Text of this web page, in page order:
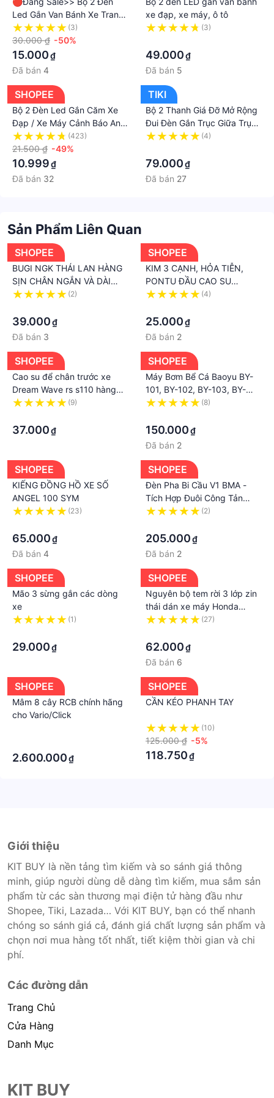
cùng đồng hành và tin tưởng shop. Shop sẽ cố gắng
nhiều hơn nữa ạ !
Led Gắn Van Bánh Xe Trang
Trí Nhiều Màu Cho Xe Đạp,
Xe Máy, Xe hơi, Xe Ô tô.
(3)
30.000 ₫ -50%
15.000₫
Đã bán 4
xe đạp, xe máy, ô tô
(3)
49.000₫
Đã bán 5
SHOPEE
Bộ 2 Đèn Led Gắn Căm Xe
Đạp / Xe Máy Cảnh Báo An
Toàn
(423)
21.500 ₫ -49%
10.999₫
Đã bán 32
TIKI
Bộ 2 Thanh Giá Đỡ Mở Rộng
Đui Đèn Gắn Trục Giữa Trục
Côn, Ti Kẹp Moay Ơ Xe Đạp
Đạp, Phụ Kiện Xe Đạp Mai
Lee
(4)
79.000₫
Đã bán 27
Sản Phẩm Liên Quan
SHOPEE
BUGI NGK THÁI LAN HÀNG
SỊN CHÂN NGẮN VÀ DÀI
DÙNG CHO CÁC LOẠI XE
C5HSA C7HSA C6HSA CPR6
(2)
39.000₫
Đã bán 3
SHOPEE
KIM 3 CẠNH, HỎA TIỄN,
PONTU ĐẦU CAO SU
HONDA DREAM WAVE CUB
CHẤT - CHUẨN ZIN GIAO
HÀNG TOÀN QUỐC
(4)
25.000₫
Đã bán 2
SHOPEE
Cao su để chân trước xe
Dream Wave rs s110 hàng
cao cấp thái lan và việt nam
(9)
37.000₫
SHOPEE
Máy Bơm Bể Cá Baoyu BY-
101, BY-102, BY-103, BY-
104, BY-105, BY-106, BY-
(8)
150.000₫
Đã bán 2
SHOPEE
KIẾNG ĐỒNG HỒ XE SỐ
ANGEL 100 SYM
(23)
65.000₫
Đã bán 4
SHOPEE
Đèn Pha Bi Cầu V1 BMA -
Tích Hợp Đuôi Công Tản
Nhiệt Cao Cấp Cos Vàng
(2)
205.000₫
Đã bán 2
SHOPEE
Mão 3 sừng gắn các dòng
xe
(1)
29.000₫
SHOPEE
Nguyên bộ tem rời 3 lớp zin
thái dán xe máy Honda
Wave A Wave Alpha đời
(27)
62.000₫
Đã bán 6
SHOPEE
Mâm 8 cây RCB chính hãng
cho Vario/Click
2.600.000₫
SHOPEE
CẦN KÉO PHANH TAY
(10)
125.000 ₫ -5%
118.750₫
Giới thiệu
KIT BUY là nền tảng tìm kiếm và so sánh giá thông
minh, giúp người dùng dễ dàng tìm kiếm, mua sắm sản
phẩm từ các sàn thương mại điện tử hàng đầu như
Shopee, Tiki, Lazada… Với KIT BUY, bạn có thể nhanh
chóng so sánh giá cả, đánh giá chất lượng sản phẩm và
chọn nơi mua hàng tốt nhất, tiết kiệm thời gian và chi
phí.
Các đường dẫn
Trang Chủ
Cửa Hàng
Danh Mục
KIT BUY